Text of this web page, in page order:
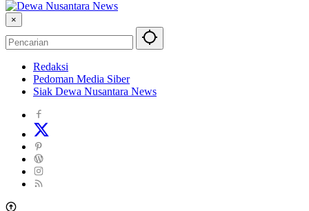
×
Redaksi
Pedoman Media Siber
Siak Dewa Nusantara News